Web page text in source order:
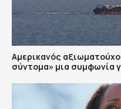
Αμερικανός
σύντομα» μια συμφωνία